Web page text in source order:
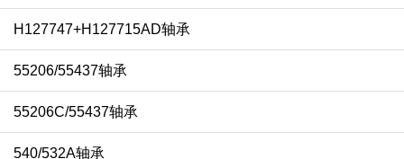
H127747+H127715AD轴承
55206/55437轴承
55206C/55437轴承
540/532A轴承